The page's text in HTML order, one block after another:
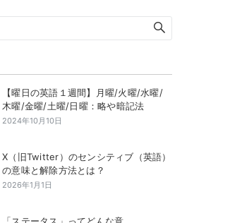
【曜日の英語１週間】月曜/火曜/水曜/
木曜/金曜/土曜/日曜：略や暗記法
2024年10月10日
X（旧Twitter）のセンシティブ（英語）
の意味と解除方法とは？
2026年1月1日